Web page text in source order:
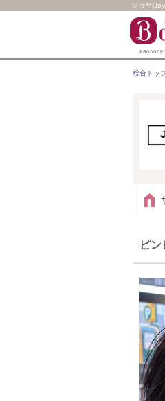
ジョヤ
総合トッ
ピ